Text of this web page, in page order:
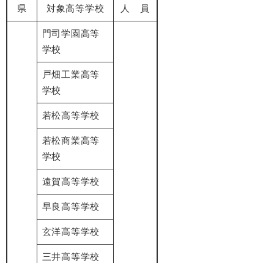
県 対象高等学校 人 員
門司学園高等
学校
戸畑工業高等
学校
若松高等学校
若松商業高等
学校
遠賀高等学校
早良高等学校
玄洋高等学校
三井高等学校